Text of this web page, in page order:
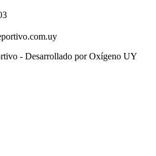
- Desarrollado por Oxígeno UY